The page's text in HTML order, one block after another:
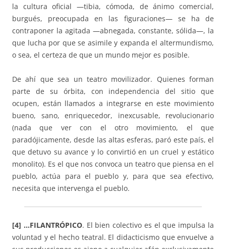
la cultura oficial —tibia, cómoda, de ánimo comercial,
burgués, preocupada en las figuraciones— se ha de
contraponer la agitada —abnegada, constante, sólida—, la
que lucha por que se asimile y expanda el altermundismo,
o sea, el certeza de que un mundo mejor es posible.
De ahí que sea un teatro movilizador. Quienes forman
parte de su órbita, con independencia del sitio que
ocupen, están llamados a integrarse en este movimiento
bueno, sano, enriquecedor, inexcusable, revolucionario
(nada que ver con el otro movimiento, el que
paradójicamente, desde las altas esferas, paró este país, el
que detuvo su avance y lo convirtió en un cruel y estático
monolito). Es el que nos convoca un teatro que piensa en el
pueblo, actúa para el pueblo y, para que sea efectivo,
necesita que intervenga el pueblo.
[4] …FILANTRÓPICO. El bien colectivo es el que impulsa la
voluntad y el hecho teatral. El didacticismo que envuelve a